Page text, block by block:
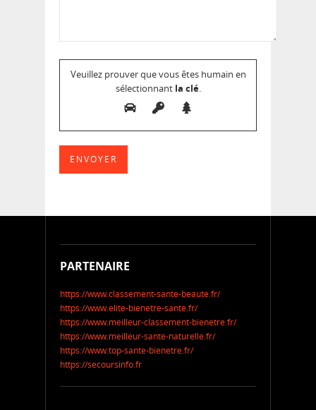
Veuillez prouver que vous êtes humain en
sélectionnantla clé.
PARTENAIRE
https://www.classement-sante-beaute.fr/
https://www.elite-bienetre-sante.fr/
https://www.meilleur-classement-bienetre.fr/
https://www.meilleur-sante-naturelle.fr/
https://www.top-sante-bienetre.fr/
https://secoursinfo.fr